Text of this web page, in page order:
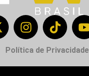
Política de Privacidade